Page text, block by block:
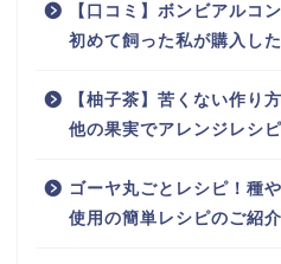
【口コミ】ボンビアルコ
初めて飼った私が購入し
【柚子茶】苦くない作り
他の果実でアレンジレシ
ゴーヤ丸ごとレシピ！種
使用の簡単レシピのご紹介